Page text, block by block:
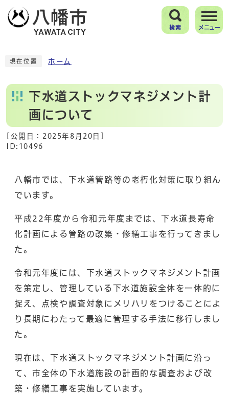
検索 メニュー
現在位置 ホーム
下水道ストックマネジメント計
画について
[公開日： 2025年8月20日
ID:10496
八幡市では、下水道管路等の老朽化対策に取り組ん
でいます。
平成22年度から令和元年度までは、下水道長寿命
化計画による管路の改築・修繕工事を行ってきまし
た。
令和元年度には、下水道ストックマネジメント計画
を策定し、管理している下水道施設全体を一体的に
捉え、点検や調査対象にメリハリをつけることによ
り長期にわたって最適に管理する手法に移行しまし
た。
現在は、下水道ストックマネジメント計画に沿っ
て、市全体の下水道施設の計画的な調査および改
築・修繕工事を実施しています。